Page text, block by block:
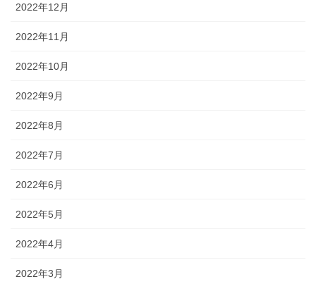
2022年12月
2022年11月
2022年10月
2022年9月
2022年8月
2022年7月
2022年6月
2022年5月
2022年4月
2022年3月